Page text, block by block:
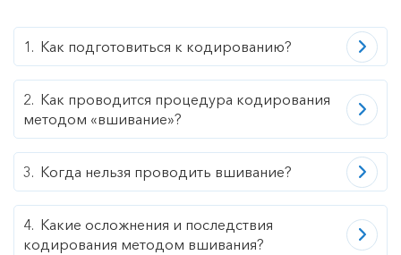
Как подготовиться к кодированию?
Как проводится процедура кодирования
методом «вшивание»?
Когда нельзя проводить вшивание?
Какие осложнения и последствия
кодирования методом вшивания?